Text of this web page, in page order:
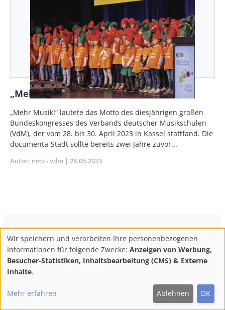
„Mehr Musik!“
Body
„Mehr Musik!“ lautete das Motto des diesjährigen großen
Bundeskongresses des Verbands deutscher Musikschulen
(VdM), der vom 28. bis 30. April 2023 in Kassel stattfand. Die
documenta-Stadt sollte bereits zwei Jahre zuvor...
Autor nmz - vdm Publikationsdatum
28.05.2023
Footer
ConBrio Kulturmedienhaus AGB
Datenschutz
Impressum
Info & Kontakt
Abo kündigen / Widerruf der Bestellung
Use
of
personal
data
and
Wir speichern und verarbeiten Ihre personenbezogenen
Informationen für folgende Zwecke: Anzeigen von Werbung,
Besucher-Statistiken, Inhaltsbearbeitung (CMS) & Externe
Inhalte.
Mehr erfahren Ablehnen OK